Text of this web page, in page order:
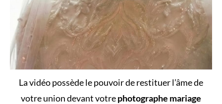
La vidéo possède le pouvoir de restituer l’âme de
votre union devant votrephotographe mariage